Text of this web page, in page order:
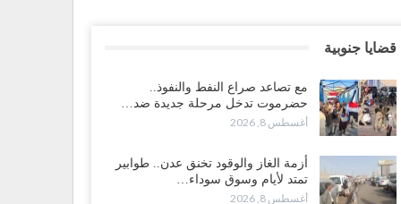
8, 2026
تحاول احتواء بن بريك بعد تهديده بالمواجهة.. هل
معركة إسكات الصوت الحضرمي..!
8, 2026
الجنيدي يحذر من خطورة المخططات السعودية على
الجنوب..!
قضايا جنوبية
مع تصاعد صراع النفط والنفوذ..
حضرموت تدخل مرحلة جديدة ضد…
أغسطس 8, 2026
أزمة الغاز والوقود تخنق عدن.. طوابير
تمتد لأيام وسوق سوداء…
أغسطس 8, 2026